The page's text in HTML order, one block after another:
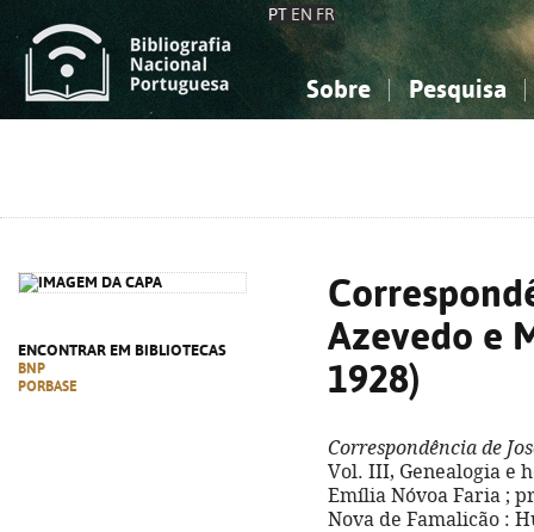
PT EN FR
Sobre Pesquisa
ENCONTRAR EM BIBLIOTECAS
BNP
PORBASE
Azevedo e
1928)
Correspondência de
Vol. III, Genealogia e
Emília Nóvoa Faria ;
Nova de Famalicão :